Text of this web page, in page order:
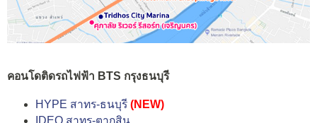
คอนโดติดรถไฟฟ้า BTS กรุงธนบุรี
HYPE สาทร-ธนบุรี (NEW)
IDEO สาทร-ตากสิน